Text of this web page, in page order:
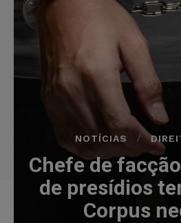
NOTÍCIAS
Chefe de
de presídios
Corpus